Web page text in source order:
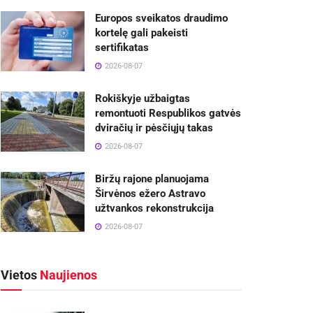
Europos sveikatos draudimo
kortelę gali pakeisti
sertifikatas
2026-08-07
Rokiškyje užbaigtas
remontuoti Respublikos gatvės
dviračių ir pėsčiųjų takas
2026-08-07
Biržų rajone planuojama
Širvėnos ežero Astravo
užtvankos rekonstrukcija
2026-08-07
Vietos Naujienos